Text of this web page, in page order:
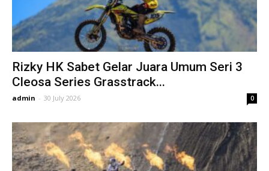
Rizky HK Sabet Gelar Juara Umum Seri 3
Cleosa Series Grasstrack...
admin - 30 July 2026 0